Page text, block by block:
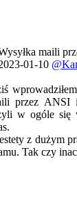
maili
01-10
przez ANSI
w ogóle się
z dużym
Tak czy